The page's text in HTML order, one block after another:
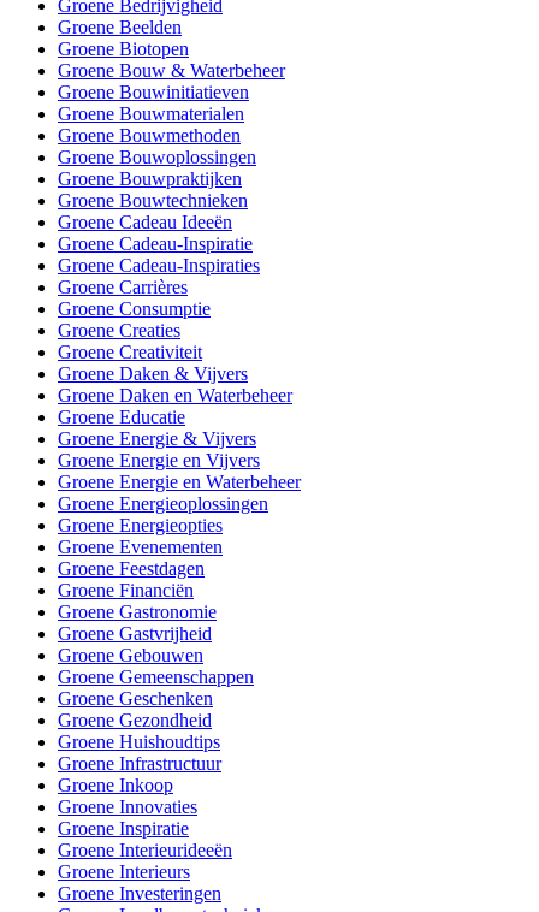
Groene Bedrijvigheid
Groene Beelden
Groene Biotopen
Groene Bouw & Waterbeheer
Groene Bouwinitiatieven
Groene Bouwmaterialen
Groene Bouwmethoden
Groene Bouwoplossingen
Groene Bouwpraktijken
Groene Bouwtechnieken
Groene Cadeau Ideeën
Groene Cadeau-Inspiratie
Groene Cadeau-Inspiraties
Groene Carrières
Groene Consumptie
Groene Creaties
Groene Creativiteit
Groene Daken & Vijvers
Groene Daken en Waterbeheer
Groene Educatie
Groene Energie & Vijvers
Groene Energie en Vijvers
Groene Energie en Waterbeheer
Groene Energieoplossingen
Groene Energieopties
Groene Evenementen
Groene Feestdagen
Groene Financiën
Groene Gastronomie
Groene Gastvrijheid
Groene Gebouwen
Groene Gemeenschappen
Groene Geschenken
Groene Gezondheid
Groene Huishoudtips
Groene Infrastructuur
Groene Inkoop
Groene Innovaties
Groene Inspiratie
Groene Interieurideeën
Groene Interieurs
Groene Investeringen